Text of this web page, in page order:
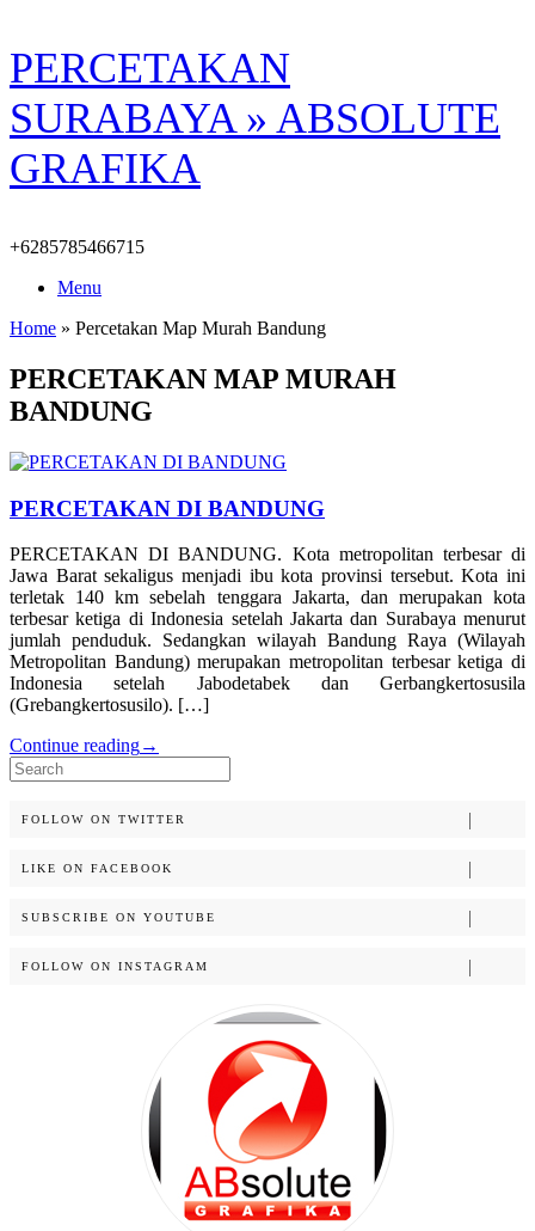
Skip
to
content
PERCETAKAN
SURABAYA » ABSOLUTE
GRAFIKA
+6285785466715
Menu
Home » Percetakan Map Murah Bandung
PERCETAKAN MAP MURAH
BANDUNG
PERCETAKAN DI BANDUNG
PERCETAKAN DI BANDUNG. Kota metropolitan terbesar di
Jawa Barat sekaligus menjadi ibu kota provinsi tersebut. Kota ini
terletak 140 km sebelah tenggara Jakarta, dan merupakan kota
terbesar ketiga di Indonesia setelah Jakarta dan Surabaya menurut
jumlah penduduk. Sedangkan wilayah Bandung Raya (Wilayah
Metropolitan Bandung) merupakan metropolitan terbesar ketiga di
Indonesia setelah Jabodetabek dan Gerbangkertosusila
(Grebangkertosusilo). […]
Continue reading→
Search
for:
FOLLOW ON TWITTER
LIKE ON FACEBOOK
SUBSCRIBE ON YOUTUBE
FOLLOW ON INSTAGRAM